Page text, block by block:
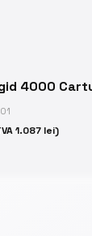
4000
1.087 lei)